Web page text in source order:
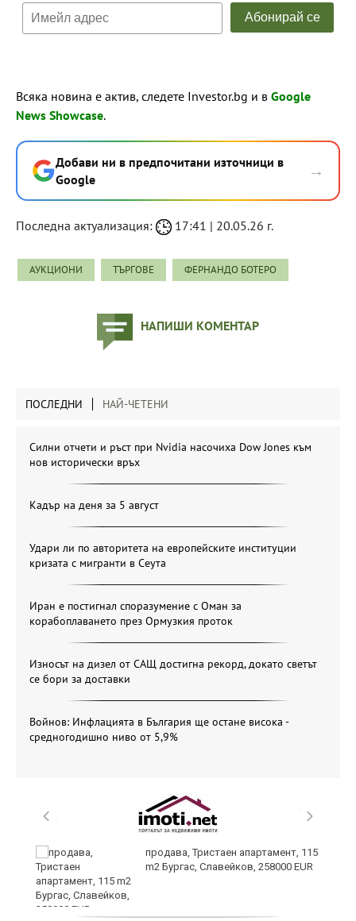
Всяка новина е актив, следете Investor.bg и в Google
News Showcase.
Добави ни в предпочитани източници в
Google
→
Последна актуализация: 17:41 | 20.05.26 г.
АУКЦИОНИ ТЪРГОВЕ ФЕРНАНДО БОТЕРО
НАПИШИ КОМЕНТАР
ПОСЛЕДНИ НАЙ-ЧЕТЕНИ
Силни отчети и ръст при Nvidia насочиха Dow Jones към
нов исторически връх
Кадър на деня за 5 август
Удари ли по авторитета на европейските институции
кризата с мигранти в Сеута
Иран е постигнал споразумение с Оман за
корабоплаването през Ормузкия проток
Износът на дизел от САЩ достигна рекорд, докато светът
се бори за доставки
Войнов: Инфлацията в България ще остане висока -
средногодишно ниво от 5,9%
продава, Тристаен апартамент, 115
m2 Бургас, Славейков, 258000 EUR